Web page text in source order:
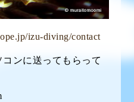
izu-diving/contact
ンに送ってもらって